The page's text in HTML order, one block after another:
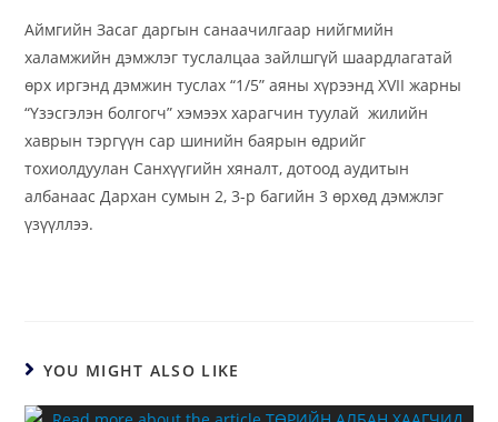
Аймгийн Засаг даргын санаачилгаар нийгмийн
халамжийн дэмжлэг туслалцаа зайлшгүй шаардлагатай
өрх иргэнд дэмжин туслах “1/5” аяны хүрээнд XVII жарны
“Үзэсгэлэн болгогч” хэмээх харагчин туулай жилийн
хаврын тэргүүн сар шинийн баярын өдрийг
тохиолдуулан Санхүүгийн хяналт, дотоод аудитын
албанаас Дархан сумын 2, 3-р багийн 3 өрхөд дэмжлэг
үзүүллээ.
YOU MIGHT ALSO LIKE